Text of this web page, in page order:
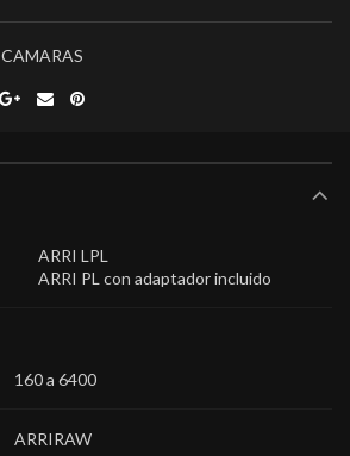
CAMARAS
ARRI LPL
ARRI PL con adaptador incluido
160 a 6400
ARRIRAW